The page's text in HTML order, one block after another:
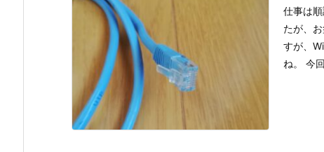
仕事は
たが、
すが、
ね。 今